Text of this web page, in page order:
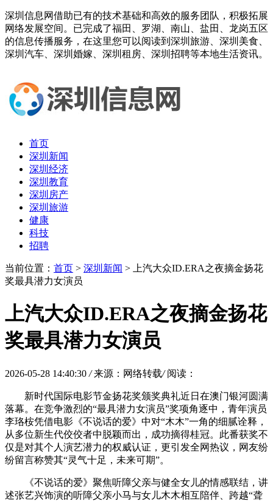
深圳信息网借助已有的技术基础和高效的服务团队，积极拓展
网络发展空间。已完成了福田、罗湖、南山、盐田、龙岗五区
的信息传播服务，在这里您可以阅读到深圳旅游、深圳美食、
深圳汽车、深圳婚嫁、深圳租房、深圳招聘等本地生活资讯。
首页
深圳新闻
深圳经济
深圳教育
深圳房产
深圳旅游
健康
科技
招聘
当前位置： 首页 > 深圳新闻 > 上汽大众ID.ERA之夜摘金扬花
奖最具潜力女演员
上汽大众ID.ERA之夜摘金扬花
奖最具潜力女演员
2026-05-28 14:40:30 / 来源：网络转载/ 阅读：
新时代国际电影节金扬花奖颁奖典礼近日在澳门银河圆满
落幕。在竞争激烈的“最具潜力女演员”奖项角逐中，青年演员
李珞桉凭借电影《不说话的爱》中对“木木”一角的细腻诠释，
从多位新生代佼佼者中脱颖而出，成功摘得桂冠。此番获奖不
仅是对其个人演艺潜力的权威认证，更引发全网热议，网友纷
纷留言称赞其“灵气十足，未来可期”。
《不说话的爱》聚焦听障父亲与健全女儿的情感联结，讲
述张艺兴饰演的听障父亲小马与女儿木木相互陪伴、跨越“聋